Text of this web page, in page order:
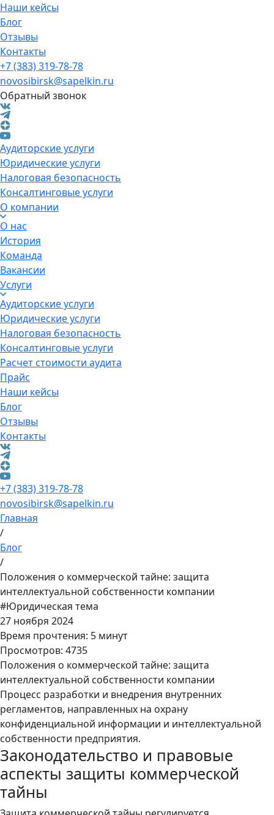
Наши кейсы
Блог
Отзывы
Контакты
+7 (383) 319-78-78
novosibirsk@sapelkin.ru
Обратный звонок
Аудиторские услуги
Юридические услуги
Налоговая безопасность
Консалтинговые услуги
О компании
О нас
История
Команда
Вакансии
Услуги
Аудиторские услуги
Юридические услуги
Налоговая безопасность
Консалтинговые услуги
Расчет стоимости аудита
Прайс
Наши кейсы
Блог
Отзывы
Контакты
+7 (383) 319-78-78
novosibirsk@sapelkin.ru
Главная
/
Блог
/
Положения о коммерческой тайне: защита
интеллектуальной собственности компании
#Юридическая тема
27 ноября 2024
Время прочтения: 5 минут
Просмотров: 4735
Положения о коммерческой тайне: защита
интеллектуальной собственности компании
Процесс разработки и внедрения внутренних
регламентов, направленных на охрану
конфиденциальной информации и интеллектуальной
собственности предприятия.
Законодательство и правовые
аспекты защиты коммерческой
тайны